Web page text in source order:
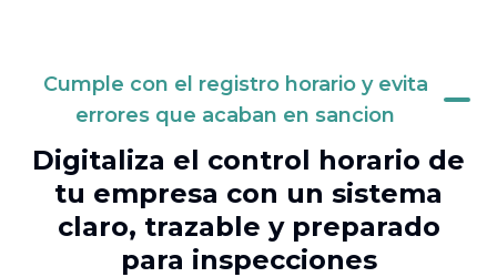
Cumple con el registro horario y evita
errores que acaban en sancion
Digitaliza el control horario de
tu empresa con un sistema
claro, trazable y preparado
para inspecciones